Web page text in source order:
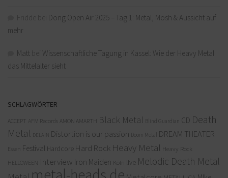
Dong Open Air 2025 – Tag 1: Metal, Mosh & Aussicht auf
mehr
Matt
Wissenschaftliche Tagung in Kassel: Wie der Heavy Metal
das Mittelalter sieht
SCHLAGWÖRTER
ACCEPT AFM Records AMON AMARTH Black Metal Blind Guardian CD Death
Metal
DELAIN Distortion is our passion Doom Metal DREAM THEATER
Essen Festival Hardcore Hard Rock Heavy Metal Heavy Rock
HELLOWEEN Interview Iron Maiden Köln live Melodic Death Metal